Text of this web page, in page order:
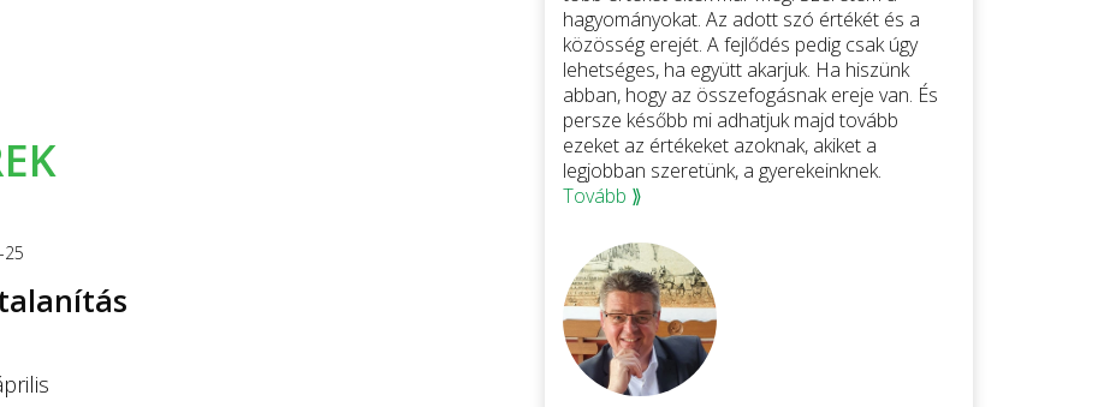
25
hagyományokat. Az adott szó értékét és a
közösség erejét. A fejlődés pedig csak úgy
lehetséges, ha együtt akarjuk. Ha hiszünk
abban, hogy az összefogásnak ereje van. És
persze később mi adhatjuk majd tovább
ezeket az értékeket azoknak, akiket a
legjobban szeretünk, a gyerekeinknek.
Tovább ⟫